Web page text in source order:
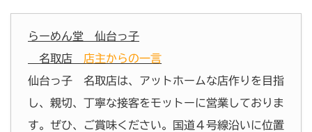
らーめん堂 仙台っ子
名取店 店主からの一言
仙台っ子 名取店は、アットホームな店作りを目指
し、親切、丁寧な接客をモットーに営業しておりま
す。ぜひ、ご賞味ください。国道４号線沿いに位置